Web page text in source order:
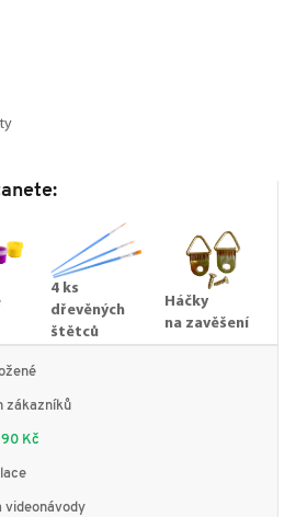
4 ks
dřevěných
štětců
Háčky
na zavěšení
zákazníků
Kč
videonávody